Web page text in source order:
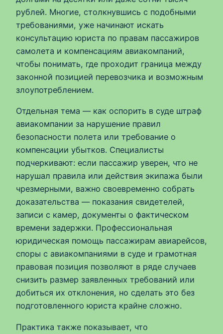
рублей. Многие, столкнувшись с подобными
требованиями, уже начинают искать
консультацию юриста по правам пассажиров
самолета и компенсациям авиакомпаний,
чтобы понимать, где проходит граница между
законной позицией перевозчика и возможным
злоупотреблением.
Отдельная тема — как оспорить в суде штраф
авиакомпании за нарушение правил
безопасности полета или требование о
компенсации убытков. Специалисты
подчеркивают: если пассажир уверен, что не
нарушал правила или действия экипажа были
чрезмерными, важно своевременно собрать
доказательства — показания свидетелей,
записи с камер, документы о фактическом
времени задержки. Профессиональная
юридическая помощь пассажирам авиарейсов,
споры с авиакомпаниями в суде и грамотная
правовая позиция позволяют в ряде случаев
снизить размер заявленных требований или
добиться их отклонения, но сделать это без
подготовленного юриста крайне сложно.
Практика также показывает, что